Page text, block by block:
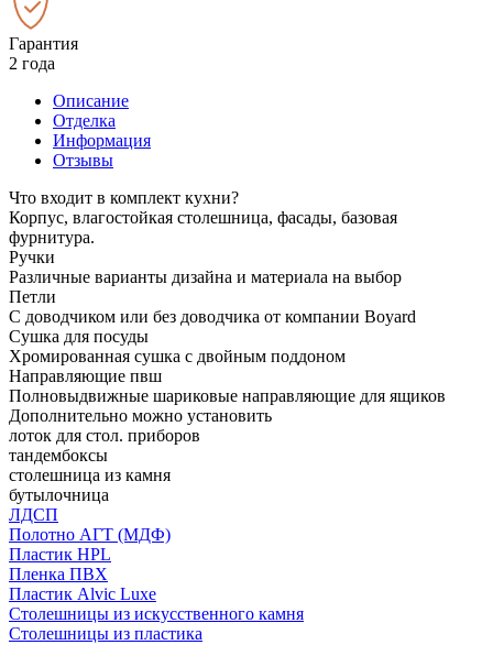
Гарантия
2 года
Описание
Отделка
Информация
Отзывы
Что входит в комплект кухни?
Корпус, влагостойкая столешница, фасады, базовая
фурнитура.
Ручки
Различные варианты дизайна и материала на выбор
Петли
С доводчиком или без доводчика от компании Boyard
Сушка для посуды
Хромированная сушка с двойным поддоном
Направляющие пвш
Полновыдвижные шариковые направляющие для ящиков
Дополнительно можно установить
лоток для стол. приборов
тандембоксы
столешница из камня
бутылочница
ЛДСП
Полотно АГТ (МДФ)
Пластик HPL
Пленка ПВХ
Пластик Alvic Luxe
Столешницы из искусственного камня
Столешницы из пластика